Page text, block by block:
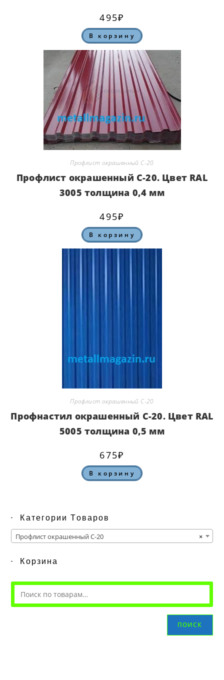
495₽
В корзину
Профлист окрашенный С-20
Профлист окрашенный С-20. Цвет RAL
3005 толщина 0,4 мм
495₽
В корзину
Профлист окрашенный С-20
Профнастил окрашенный С-20. Цвет RAL
5005 толщина 0,5 мм
675₽
В корзину
Категории Товаров
×
Профлист окрашенный С-20
Корзина
ПОИСК